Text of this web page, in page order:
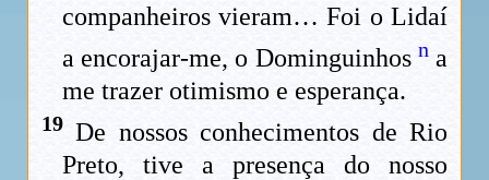
companheiros vieram… Foi o Lidaí
a encorajar-me, o Dominguinhos na
me trazer otimismo e esperança.
19 De nossos conhecimentos de Rio
Preto, tive a presença do nosso